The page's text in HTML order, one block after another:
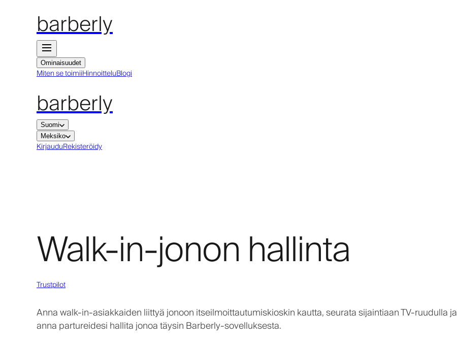
barberly
Ominaisuudet
Miten se toimiiHinnoitteluBlogi
barberly
Suomi
Meksiko
KirjauduRekisteröidy
Walk-in-jonon hallinta
Trustpilot
Anna walk-in-asiakkaiden liittyä jonoon itseilmoittautumiskioskin kautta, seurata sijaintiaan TV-ruudulla ja
anna partureidesi hallita jonoa täysin Barberly-sovelluksesta.